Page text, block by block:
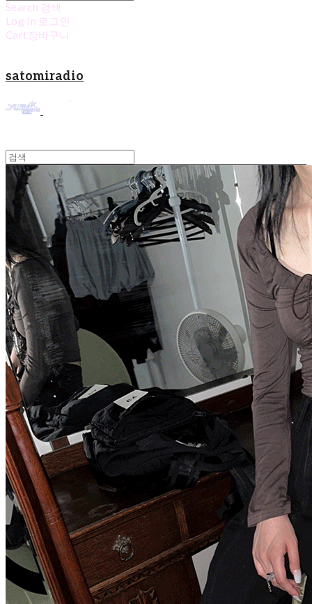
Search 검색
Log In 로그인
Cart 장바구니
satomiradio